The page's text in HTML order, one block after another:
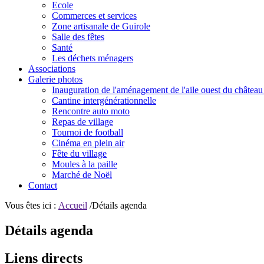
Ecole
Commerces et services
Zone artisanale de Guirole
Salle des fêtes
Santé
Les déchets ménagers
Associations
Galerie photos
Inauguration de l'aménagement de l'aile ouest du
Cantine intergénérationnelle
Rencontre auto moto
Repas de village
Tournoi de football
Cinéma en plein air
Fête du village
Moules à la paille
Marché de Noël
Contact
Vous êtes ici : Accueil /Détails agenda
Détails agenda
Liens directs